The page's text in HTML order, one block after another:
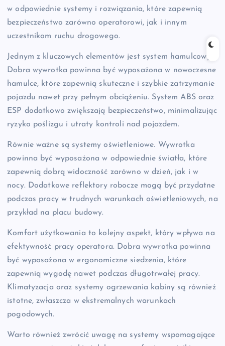
w odpowiednie systemy i rozwiązania, które zapewnią
bezpieczeństwo zarówno operatorowi, jak i innym
uczestnikom ruchu drogowego.
Jednym z kluczowych elementów jest system hamulcowy.
Dobra wywrotka powinna być wyposażona w nowoczesne
hamulce, które zapewnią skuteczne i szybkie zatrzymanie
pojazdu nawet przy pełnym obciążeniu. System ABS oraz
ESP dodatkowo zwiększają bezpieczeństwo, minimalizując
ryzyko poślizgu i utraty kontroli nad pojazdem.
Równie ważne są systemy oświetleniowe. Wywrotka
powinna być wyposażona w odpowiednie światła, które
zapewnią dobrą widoczność zarówno w dzień, jak i w
nocy. Dodatkowe reflektory robocze mogą być przydatne
podczas pracy w trudnych warunkach oświetleniowych, na
przykład na placu budowy.
Komfort użytkowania to kolejny aspekt, który wpływa na
efektywność pracy operatora. Dobra wywrotka powinna
być wyposażona w ergonomiczne siedzenia, które
zapewnią wygodę nawet podczas długotrwałej pracy.
Klimatyzacja oraz systemy ogrzewania kabiny są również
istotne, zwłaszcza w ekstremalnych warunkach
pogodowych.
Warto również zwrócić uwagę na systemy wspomagające